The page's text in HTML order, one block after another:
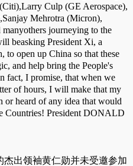
Culp (GE Aerospace),
Mehrotra (Micron),
journeying to the
beasking President Xi, a
to open up China so that these
and help bring the People's
fact, I promise, that when we
of hours, I will make that my
or heard of any idea that would
Countries! President DONALD
出领袖黄仁勋并未受邀参加